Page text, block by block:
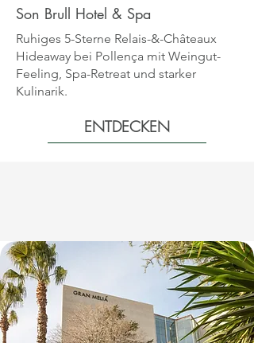
Son Brull Hotel & Spa
Ruhiges 5-Sterne Relais-&-Châteaux
Hideaway bei Pollença mit Weingut-
Feeling, Spa-Retreat und starker
Kulinarik.
ENTDECKEN